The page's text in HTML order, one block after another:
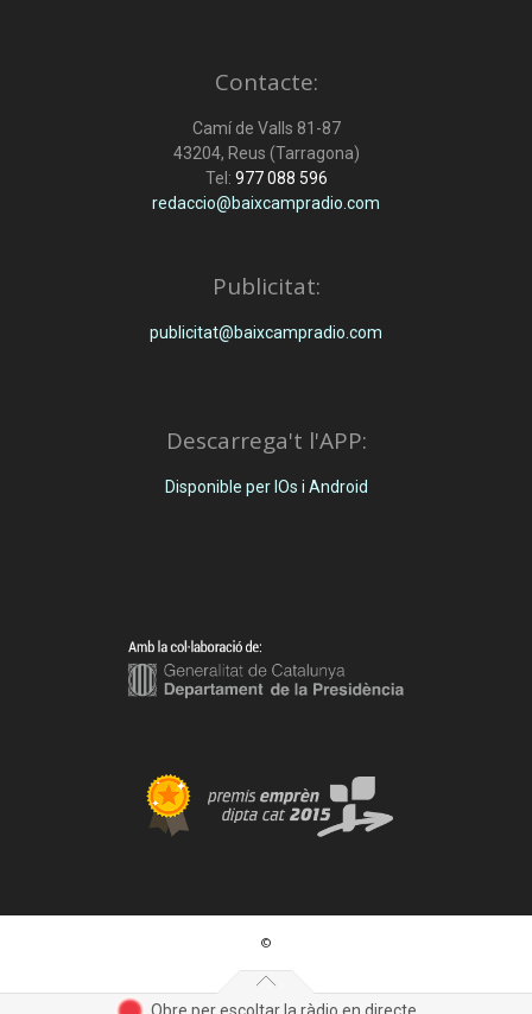
Contacte:
Camí de Valls 81-87
43204, Reus (Tarragona)
Tel: 977 088 596
redaccio@baixcampradio.com
Publicitat:
publicitat@baixcampradio.com
Descarrega't l'APP:
Disponible per IOs i Android
©